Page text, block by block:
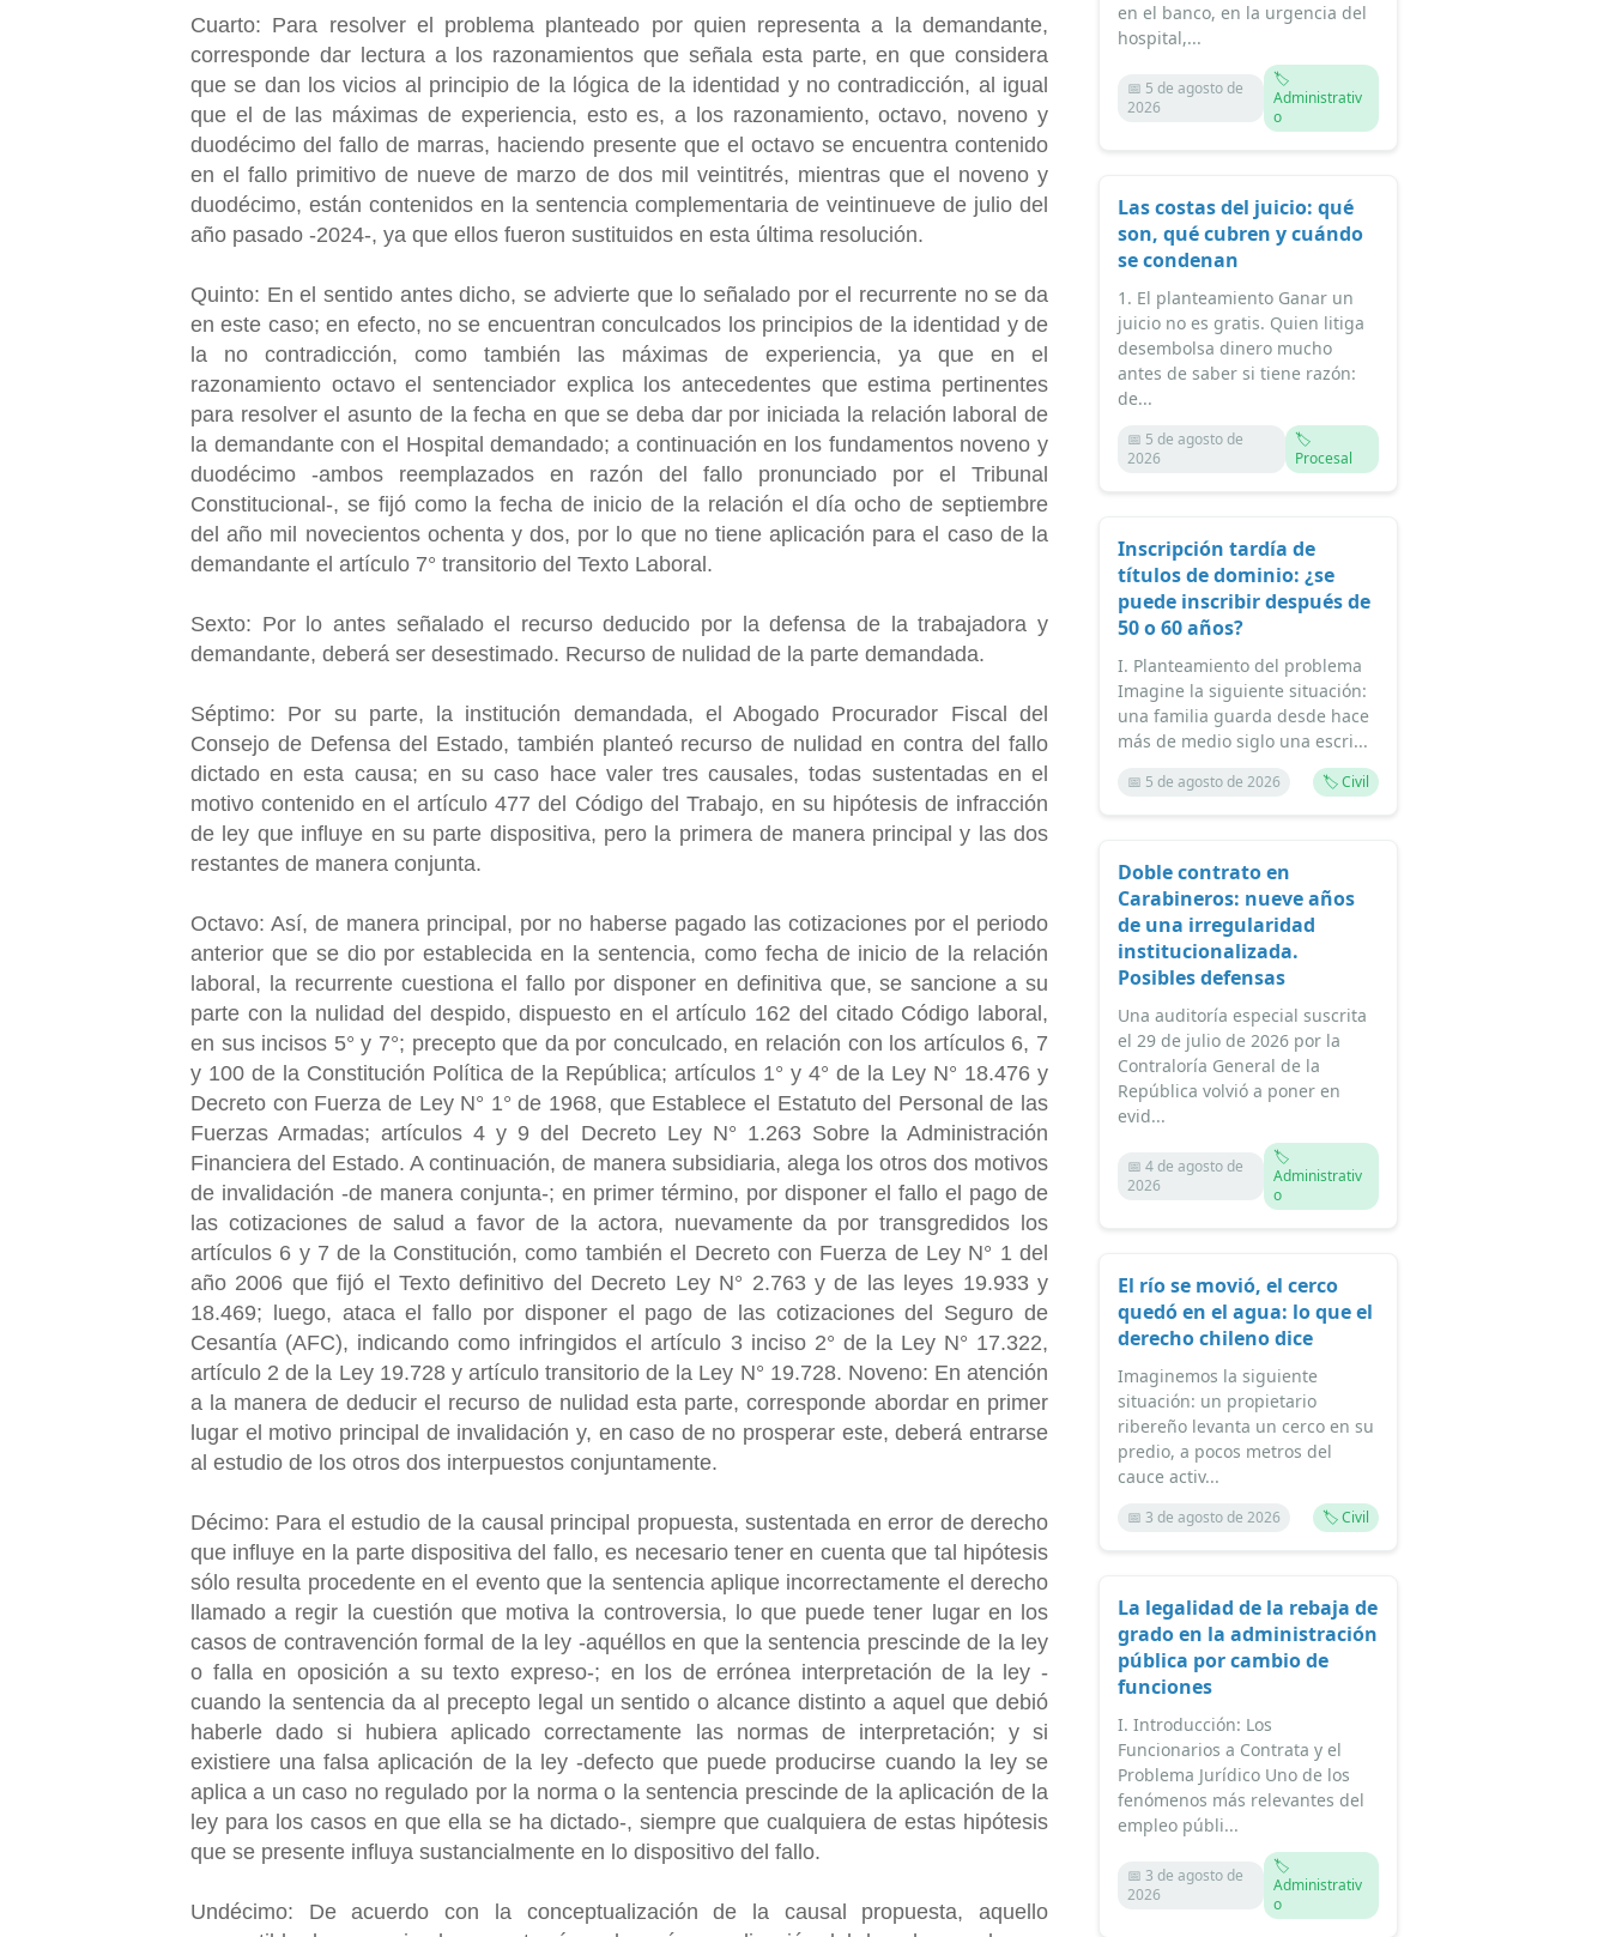
Cuarto: Para resolver el problema planteado por quien representa a la demandante,
corresponde dar lectura a los razonamientos que señala esta parte, en que considera
que se dan los vicios al principio de la lógica de la identidad y no contradicción, al igual
que el de las máximas de experiencia, esto es, a los razonamiento, octavo, noveno y
duodécimo del fallo de marras, haciendo presente que el octavo se encuentra contenido
en el fallo primitivo de nueve de marzo de dos mil veintitrés, mientras que el noveno y
duodécimo, están contenidos en la sentencia complementaria de veintinueve de julio del
año pasado -2024-, ya que ellos fueron sustituidos en esta última resolución.
Quinto: En el sentido antes dicho, se advierte que lo señalado por el recurrente no se da
en este caso; en efecto, no se encuentran conculcados los principios de la identidad y de
la no contradicción, como también las máximas de experiencia, ya que en el
razonamiento octavo el sentenciador explica los antecedentes que estima pertinentes
para resolver el asunto de la fecha en que se deba dar por iniciada la relación laboral de
la demandante con el Hospital demandado; a continuación en los fundamentos noveno y
duodécimo -ambos reemplazados en razón del fallo pronunciado por el Tribunal
Constitucional-, se fijó como la fecha de inicio de la relación el día ocho de septiembre
del año mil novecientos ochenta y dos, por lo que no tiene aplicación para el caso de la
demandante el artículo 7° transitorio del Texto Laboral.
Sexto: Por lo antes señalado el recurso deducido por la defensa de la trabajadora y
demandante, deberá ser desestimado. Recurso de nulidad de la parte demandada.
Séptimo: Por su parte, la institución demandada, el Abogado Procurador Fiscal del
Consejo de Defensa del Estado, también planteó recurso de nulidad en contra del fallo
dictado en esta causa; en su caso hace valer tres causales, todas sustentadas en el
motivo contenido en el artículo 477 del Código del Trabajo, en su hipótesis de infracción
de ley que influye en su parte dispositiva, pero la primera de manera principal y las dos
restantes de manera conjunta.
Octavo: Así, de manera principal, por no haberse pagado las cotizaciones por el periodo
anterior que se dio por establecida en la sentencia, como fecha de inicio de la relación
laboral, la recurrente cuestiona el fallo por disponer en definitiva que, se sancione a su
parte con la nulidad del despido, dispuesto en el artículo 162 del citado Código laboral,
en sus incisos 5° y 7°; precepto que da por conculcado, en relación con los artículos 6, 7
y 100 de la Constitución Política de la República; artículos 1° y 4° de la Ley N° 18.476 y
Decreto con Fuerza de Ley N° 1° de 1968, que Establece el Estatuto del Personal de las
Fuerzas Armadas; artículos 4 y 9 del Decreto Ley N° 1.263 Sobre la Administración
Financiera del Estado. A continuación, de manera subsidiaria, alega los otros dos motivos
de invalidación -de manera conjunta-; en primer término, por disponer el fallo el pago de
las cotizaciones de salud a favor de la actora, nuevamente da por transgredidos los
artículos 6 y 7 de la Constitución, como también el Decreto con Fuerza de Ley N° 1 del
año 2006 que fijó el Texto definitivo del Decreto Ley N° 2.763 y de las leyes 19.933 y
18.469; luego, ataca el fallo por disponer el pago de las cotizaciones del Seguro de
Cesantía (AFC), indicando como infringidos el artículo 3 inciso 2° de la Ley N° 17.322,
artículo 2 de la Ley 19.728 y artículo transitorio de la Ley N° 19.728. Noveno: En atención
a la manera de deducir el recurso de nulidad esta parte, corresponde abordar en primer
lugar el motivo principal de invalidación y, en caso de no prosperar este, deberá entrarse
al estudio de los otros dos interpuestos conjuntamente.
Décimo: Para el estudio de la causal principal propuesta, sustentada en error de derecho
que influye en la parte dispositiva del fallo, es necesario tener en cuenta que tal hipótesis
sólo resulta procedente en el evento que la sentencia aplique incorrectamente el derecho
llamado a regir la cuestión que motiva la controversia, lo que puede tener lugar en los
casos de contravención formal de la ley -aquéllos en que la sentencia prescinde de la ley
o falla en oposición a su texto expreso-; en los de errónea interpretación de la ley -
cuando la sentencia da al precepto legal un sentido o alcance distinto a aquel que debió
haberle dado si hubiera aplicado correctamente las normas de interpretación; y si
existiere una falsa aplicación de la ley -defecto que puede producirse cuando la ley se
aplica a un caso no regulado por la norma o la sentencia prescinde de la aplicación de la
ley para los casos en que ella se ha dictado-, siempre que cualquiera de estas hipótesis
que se presente influya sustancialmente en lo dispositivo del fallo.
Undécimo: De acuerdo con la conceptualización de la causal propuesta, aquello
en el banco, en la urgencia del
hospital,...
📅 5 de agosto de
2026
🏷️
Administrativ
o
Las costas del juicio: qué
son, qué cubren y cuándo
se condenan
1. El planteamiento Ganar un
juicio no es gratis. Quien litiga
desembolsa dinero mucho
antes de saber si tiene razón:
de...
📅 5 de agosto de
2026
🏷️
Procesal
Inscripción tardía de
títulos de dominio: ¿se
puede inscribir después de
50 o 60 años?
I. Planteamiento del problema
Imagine la siguiente situación:
una familia guarda desde hace
más de medio siglo una escri...
📅 5 de agosto de 2026 🏷️ Civil
Doble contrato en
Carabineros: nueve años
de una irregularidad
institucionalizada.
Posibles defensas
Una auditoría especial suscrita
el 29 de julio de 2026 por la
Contraloría General de la
República volvió a poner en
evid...
📅 4 de agosto de
2026
🏷️
Administrativ
o
El río se movió, el cerco
quedó en el agua: lo que el
derecho chileno dice
Imaginemos la siguiente
situación: un propietario
ribereño levanta un cerco en su
predio, a pocos metros del
cauce activ...
📅 3 de agosto de 2026 🏷️ Civil
La legalidad de la rebaja de
grado en la administración
pública por cambio de
funciones
I. Introducción: Los
Funcionarios a Contrata y el
Problema Jurídico Uno de los
fenómenos más relevantes del
empleo públi...
📅 3 de agosto de
2026
🏷️
Administrativ
o